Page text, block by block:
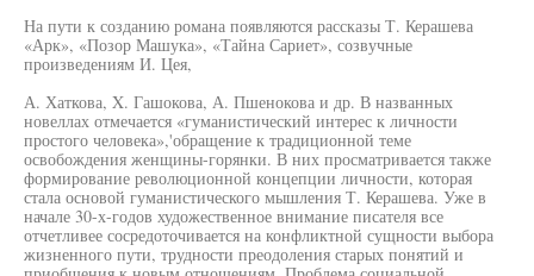
На пути к созданию романа появляются рассказы Т. Керашева
«Арк», «Позор Машука», «Тайна Сариет», созвучные
произведениям И. Цея,
А. Хаткова, X. Гашокова, А. Пшенокова и др. В названных
новеллах отмечается «гуманистический интерес к личности
простого человека»,'обращение к традиционной теме
освобождения женщины-горянки. В них просматривается также
формирование революционной концепции личности, которая
стала основой гуманистического мышления Т. Керашева. Уже в
начале 30-х-годов художественное внимание писателя все
отчетливее сосредоточивается на конфликтной сущности выбора
жизненного пути, трудности преодоления старых понятий и